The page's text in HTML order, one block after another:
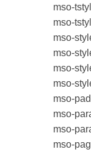
mso-
mso-
mso-
mso-
mso-
mso-
mso-
mso-
mso-
mso-